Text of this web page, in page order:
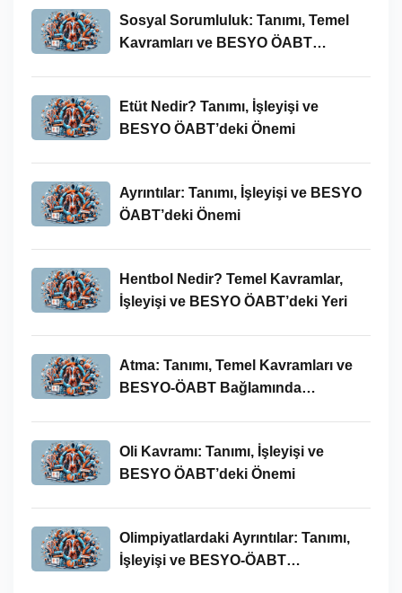
Sosyal Sorumluluk: Tanımı, Temel
Kavramları ve BESYO ÖABT
Etüt Nedir? Tanımı, İşleyişi ve
BESYO ÖABT’deki Önemi
Ayrıntılar: Tanımı, İşleyişi ve BESYO
ÖABT’deki Önemi
Hentbol Nedir? Temel Kavramlar,
İşleyişi ve BESYO ÖABT’deki Yeri
Atma: Tanımı, Temel Kavramları ve
BESYO-ÖABT Bağlamında
Oli Kavramı: Tanımı, İşleyişi ve
BESYO ÖABT’deki Önemi
Olimpiyatlardaki Ayrıntılar: Tanımı,
İşleyişi ve BESYO-ÖABT